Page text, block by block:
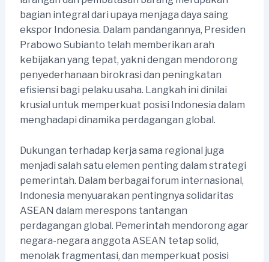
bagian integral dari upaya menjaga daya saing
ekspor Indonesia. Dalam pandangannya, Presiden
Prabowo Subianto telah memberikan arah
kebijakan yang tepat, yakni dengan mendorong
penyederhanaan birokrasi dan peningkatan
efisiensi bagi pelaku usaha. Langkah ini dinilai
krusial untuk memperkuat posisi Indonesia dalam
menghadapi dinamika perdagangan global.
Dukungan terhadap kerja sama regional juga
menjadi salah satu elemen penting dalam strategi
pemerintah. Dalam berbagai forum internasional,
Indonesia menyuarakan pentingnya solidaritas
ASEAN dalam merespons tantangan
perdagangan global. Pemerintah mendorong agar
negara-negara anggota ASEAN tetap solid,
menolak fragmentasi, dan memperkuat posisi